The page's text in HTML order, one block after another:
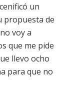
un
propuesta de
voy a
que me pide
llevo ocho
para que no